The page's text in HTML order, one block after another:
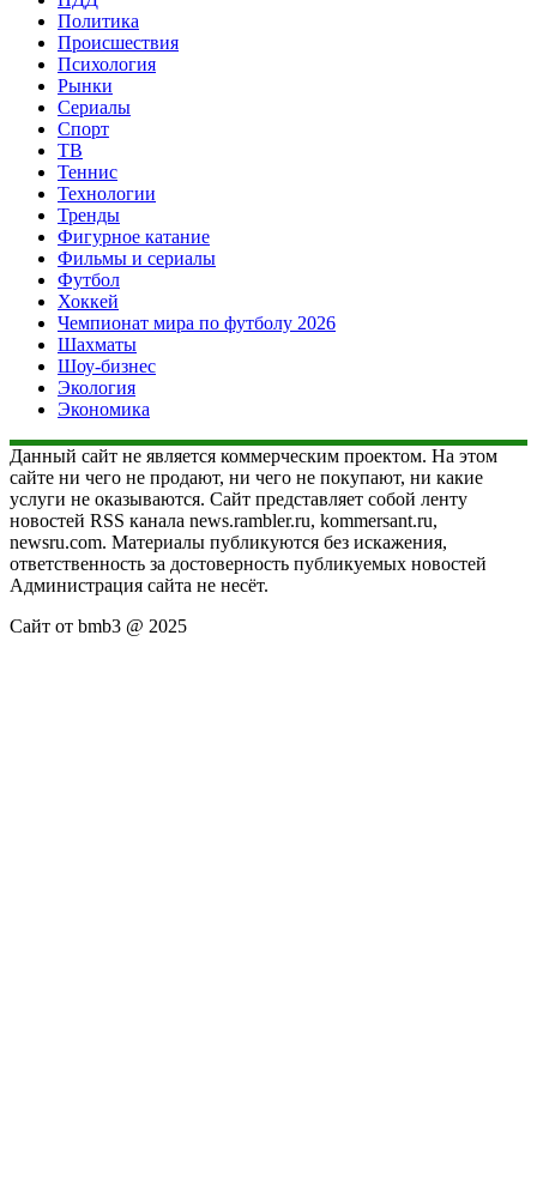
Политика
Происшествия
Психология
Рынки
Сериалы
Спорт
ТВ
Теннис
Технологии
Тренды
Фигурное катание
Фильмы и сериалы
Футбол
Хоккей
Чемпионат мира по футболу 2026
Шахматы
Шоу-бизнес
Экология
Экономика
Данный сайт не является коммерческим проектом. На этом
сайте ни чего не продают, ни чего не покупают, ни какие
услуги не оказываются. Сайт представляет собой ленту
новостей RSS канала news.rambler.ru, kommersant.ru,
newsru.com. Материалы публикуются без искажения,
ответственность за достоверность публикуемых новостей
Администрация сайта не несёт.
Сайт от bmb3 @ 2025